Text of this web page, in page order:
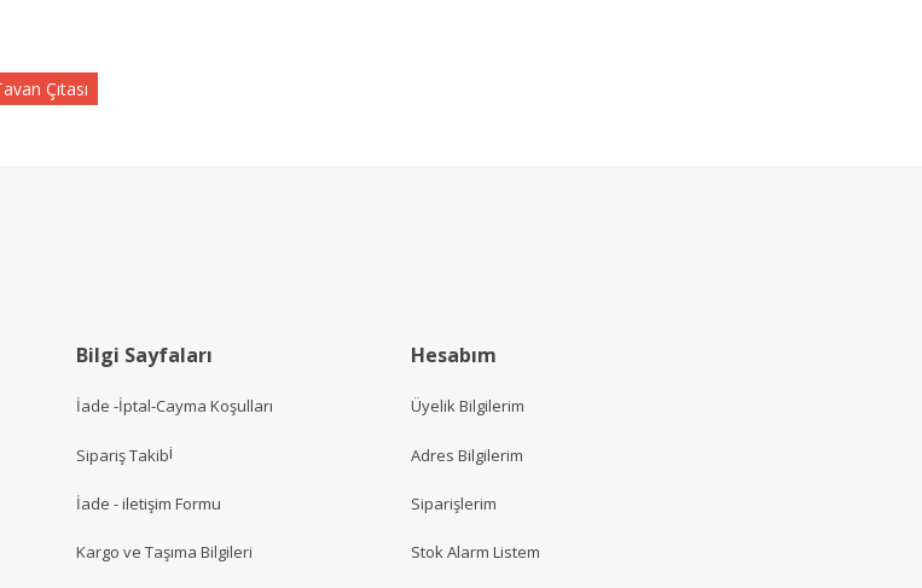
Çıtası
Bilgi Sayfaları
İade -İptal-Cayma Koşulları
Sipariş Takibi
İade - iletişim Formu
Kargo ve Taşıma Bilgileri
Hesabım
Üyelik Bilgilerim
Adres Bilgilerim
Siparişlerim
Stok Alarm Listem